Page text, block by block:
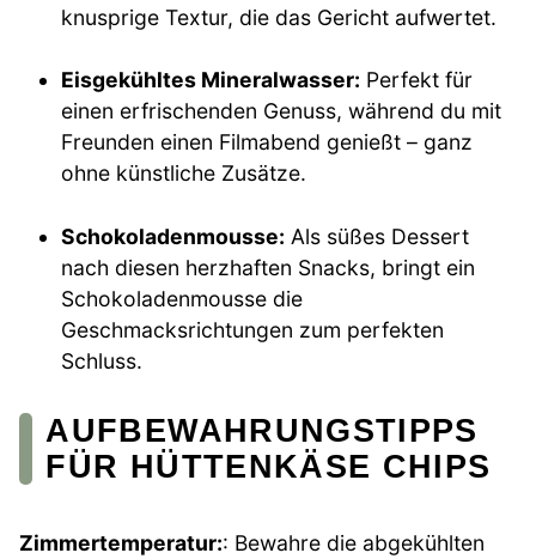
knusprige Textur, die das Gericht aufwertet.
Eisgekühltes Mineralwasser: Perfekt für
einen erfrischenden Genuss, während du mit
Freunden einen Filmabend genießt – ganz
ohne künstliche Zusätze.
Schokoladenmousse: Als süßes Dessert
nach diesen herzhaften Snacks, bringt ein
Schokoladenmousse die
Geschmacksrichtungen zum perfekten
Schluss.
AUFBEWAHRUNGSTIPPS
FÜR HÜTTENKÄSE CHIPS
Zimmertemperatur:: Bewahre die abgekühlten